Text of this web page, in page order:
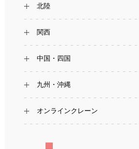
北陸
関西
中国・四国
九州・沖縄
オンラインクレーン